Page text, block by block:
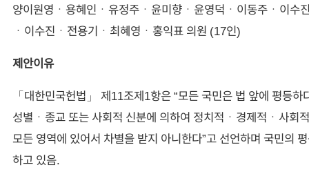
양이원영ㆍ용혜인ㆍ유정주ㆍ윤미향ㆍ윤영덕ㆍ이동주ㆍ이수
ㆍ이수진ㆍ전용기ㆍ최혜영ㆍ홍익표 의원 (17인)
제안이유
「대한민국헌법」 제11조제1항은 “모든 국민은 법 앞에 평등하
성별ㆍ종교 또는 사회적 신분에 의하여 정치적ㆍ경제적ㆍ사회
모든 영역에 있어서 차별을 받지 아니한다”고 선언하며 국민의
하고 있음.